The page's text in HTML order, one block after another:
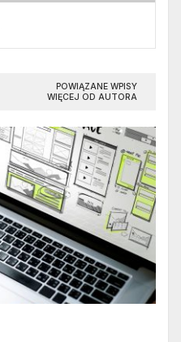
POWIĄZANE WPISY
WIĘCEJ OD AUTORA